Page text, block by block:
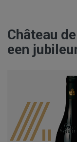
Château
een